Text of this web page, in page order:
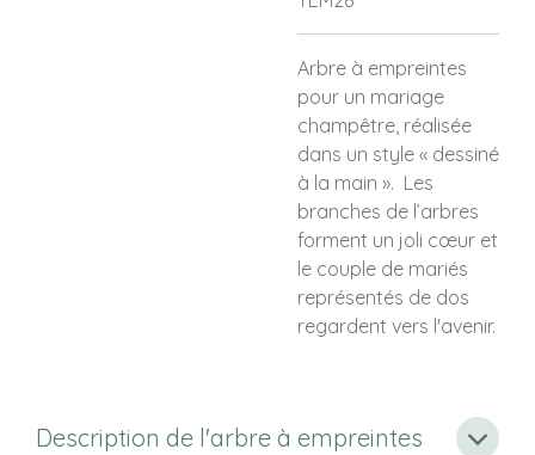
Arbre à empreintes
pour un mariage
champêtre, réalisée
dans un style « dessiné
à la main ». Les
branches de l’arbres
forment un joli cœur et
le couple de mariés
représentés de dos
regardent vers l'avenir.
Description de l'arbre à empreintes